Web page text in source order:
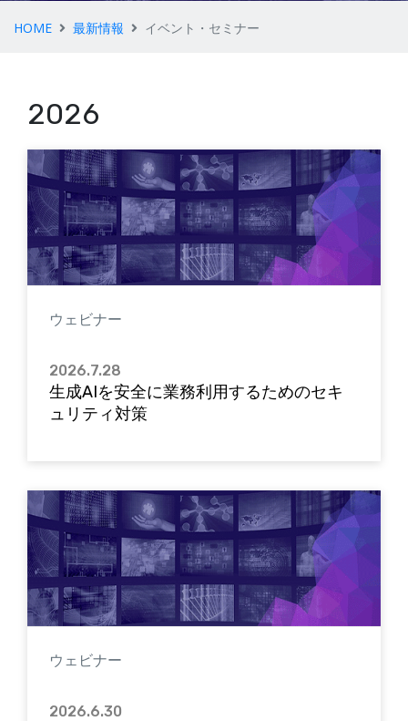
HOME 最新情報 イベント・セミナー
2026
ウェビナー
2026.7.28
生成AIを安全に業務利用するためのセキ
ュリティ対策
ウェビナー
2026.6.30